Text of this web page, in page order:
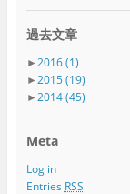
過去文章
►2016(1)
►2015(19)
►2014(45)
Meta
Log in
Entries RSS